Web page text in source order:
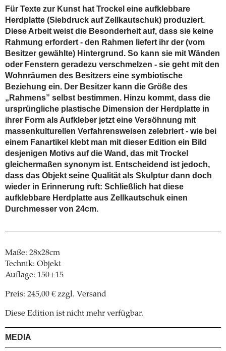
Für Texte zur Kunst hat Trockel eine aufklebbare
Herdplatte (Siebdruck auf Zellkautschuk) produziert.
Diese Arbeit weist die Besonderheit auf, dass sie keine
Rahmung erfordert - den Rahmen liefert ihr der (vom
Besitzer gewählte) Hintergrund. So kann sie mit Wänden
oder Fenstern geradezu verschmelzen - sie geht mit den
Wohnräumen des Besitzers eine symbiotische
Beziehung ein. Der Besitzer kann die Größe des
„Rahmens” selbst bestimmen. Hinzu kommt, dass die
ursprüngliche plastische Dimension der Herdplatte in
ihrer Form als Aufkleber jetzt eine Versöhnung mit
massenkulturellen Verfahrensweisen zelebriert - wie bei
einem Fanartikel klebt man mit dieser Edition ein Bild
desjenigen Motivs auf die Wand, das mit Trockel
gleichermaßen synonym ist. Entscheidend ist jedoch,
dass das Objekt seine Qualität als Skulptur dann doch
wieder in Erinnerung ruft: Schließlich hat diese
aufklebbare Herdplatte aus Zellkautschuk einen
Durchmesser von 24cm.
Maße: 28x28cm
Technik: Objekt
Auflage: 150+15
Preis: 245,00 € zzgl. Versand
Diese Edition ist nicht mehr verfügbar.
MEDIA